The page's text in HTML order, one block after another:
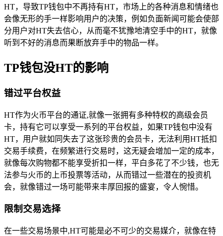
HT，导致TP钱包中不再持有HT，市场上的各种消息和情绪也
会像无形的手一样影响用户的决策，例如负面新闻可能会使部
分用户对HT失去信心，从而毫不犹豫地清空手中的HT，就像
听到不好的消息而果断放弃手中的物品一样。
TP钱包没HT的影响
错过平台权益
HT作为火币平台的通证,就像一张拥有多种特权的高级会员
卡，持有它可以享受一系列的平台权益，如果TP钱包中没有
HT，用户就如同失去了这张珍贵的会员卡，无法利用HT抵扣
交易手续费，在频繁进行交易时，这无疑会增加一定的成本，
就像每次购物都不能享受折扣一样，平白多花了不少钱，也无
法参与火币的上币投票等活动，从而错过一些潜在的投资机
会，就像错过一场可能带来丰厚回报的盛宴，令人惋惜。
限制交易选择
在一些交易场景中,HT可能是必不可少的交易媒介，就像在特